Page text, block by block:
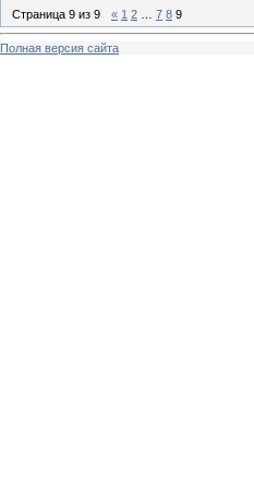
Страница 9 из 9 « 1 2 7 8 9
Полная версия сайта